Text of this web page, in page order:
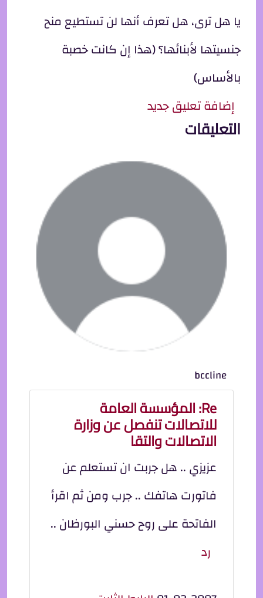
يا هل ترى، هل تعرف أنها لن تستطيع منح
جنسيتها لأبنائها؟ (هذا إن كانت خصبة
بالأساس)
إضافة تعليق جديد
التعليقات
bccline
Re: المؤسسة العامة
للاتصالات تنفصل عن وزارة
الاتصالات والتقا
عزيزي .. هل جربت ان تستعلم عن
فاتورت هاتفك .. جرب ومن ثم اقرأ
الفاتحة على روح حسني البورظان ..
رد